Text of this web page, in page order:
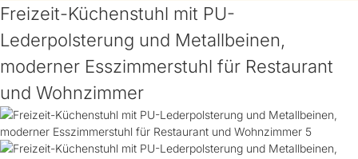
Freizeit-Küchenstuhl mit PU-
Lederpolsterung und Metallbeinen,
moderner Esszimmerstuhl für Restaurant
und Wohnzimmer